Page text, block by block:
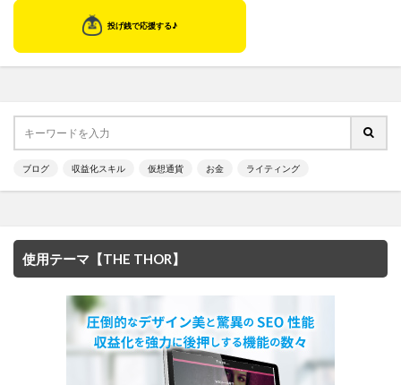
ブログ 収益化スキル 仮想通貨 お金 ライティング
使用テーマ【THE THOR】